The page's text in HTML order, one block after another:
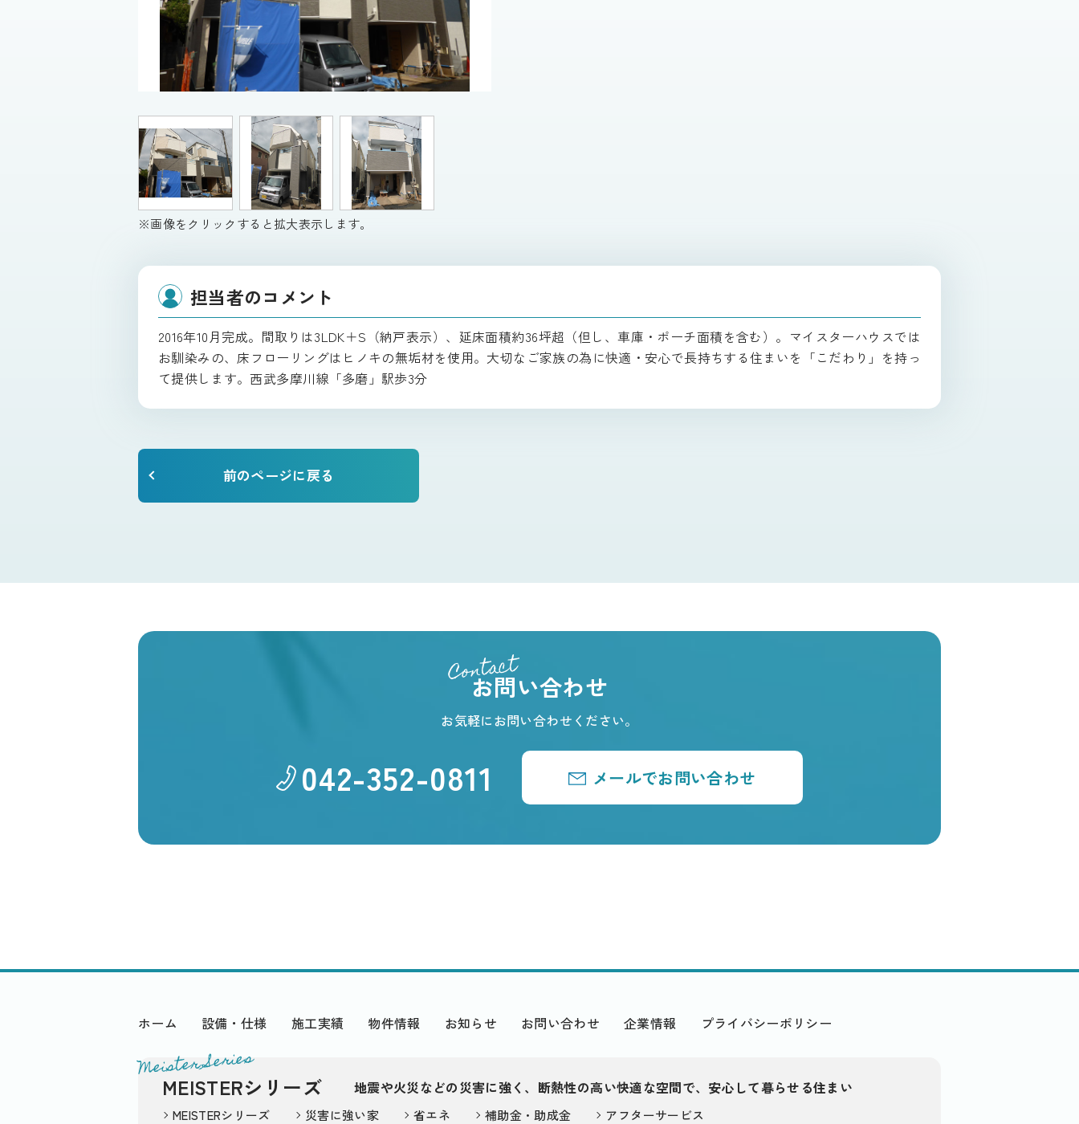
※画像をクリックすると拡大表示します。
担当者のコメント
2016年10月完成。間取りは3LDK＋S（納戸表示）、延床面積約36坪超（但し、車庫・ポーチ面積を含む）。マイスターハウスでは
お馴染みの、床フローリングはヒノキの無垢材を使用。大切なご家族の為に快適・安心で長持ちする住まいを「こだわり」を持っ
て提供します。西武多摩川線「多磨」駅歩3分
前のページに戻る
Contact
お問い合わせ
お気軽にお問い合わせください。
042-352-0811 メールでお問い合わせ
ホーム 設備・仕様 施工実績 物件情報 お知らせ お問い合わせ 企業情報 プライバシーポリシー
Meister Series
MEISTERシリーズ 地震や火災などの災害に強く、断熱性の高い快適な空間で、安心して暮らせる住まい
MEISTERシリーズ 災害に強い家 省エネ 補助金・助成金 アフターサービス